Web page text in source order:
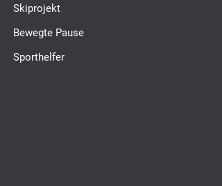
Skiprojekt
Bewegte Pause
Sporthelfer